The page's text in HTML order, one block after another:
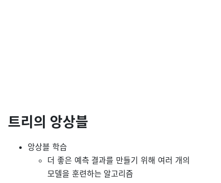
트리의 앙상블
앙상블 학습
더 좋은 예측 결과를 만들기 위해 여러 개의
모델을 훈련하는 알고리즘